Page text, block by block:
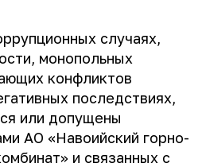
случаях,
монопольных
конфликтов
последствиях,
или допущены
АО «Навоийский горно-
и связанных с